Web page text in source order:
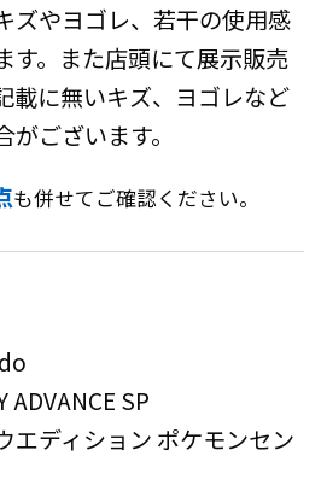
ズやヨゴレ、若干の使用感
す。また店頭にて展示販売
載に無いキズ、ヨゴレなど
ございます。
も併せてご確認ください。
ADVANCE SP
ィション ポケモンセン